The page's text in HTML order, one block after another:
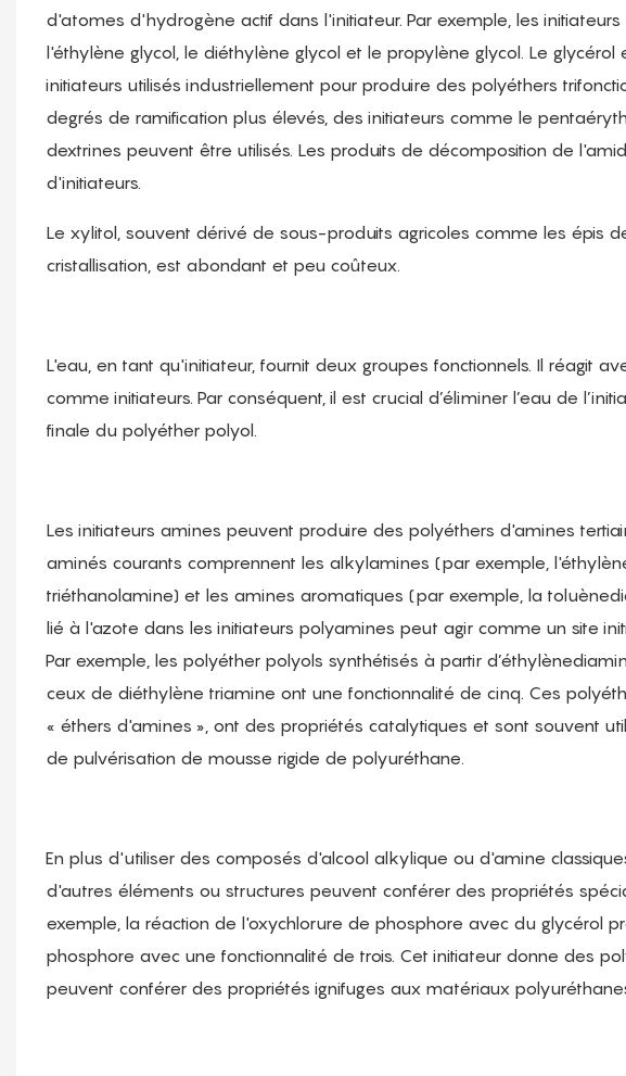
d'atomes d'hydrogène actif dans l'initiateur. Par exemple, les
l'éthylène glycol, le diéthylène glycol et le propylène glycol. Le
initiateurs utilisés industriellement pour produire des polyéthers
degrés de ramification plus élevés, des initiateurs comme le
dextrines peuvent être utilisés. Les produits de décomposition de
d'initiateurs.
Le xylitol, souvent dérivé de sous-produits agricoles comme les épis
cristallisation, est abondant et peu coûteux.
L'eau, en tant qu'initiateur, fournit deux groupes fonctionnels. Il réagit
comme initiateurs. Par conséquent, il est crucial d’éliminer l’eau de
finale du polyéther polyol.
Les initiateurs amines peuvent produire des polyéthers d'amines
aminés courants comprennent les alkylamines (par exemple,
triéthanolamine) et les amines aromatiques (par exemple, la
lié à l'azote dans les initiateurs polyamines peut agir comme un site
Par exemple, les polyéther polyols synthétisés à partir
ceux de diéthylène triamine ont une fonctionnalité de cinq. Ces
« éthers d'amines », ont des propriétés catalytiques et sont souvent
de pulvérisation de mousse rigide de polyuréthane.
En plus d'utiliser des composés d'alcool alkylique ou d'amine
d'autres éléments ou structures peuvent conférer des propriétés
exemple, la réaction de l'oxychlorure de phosphore avec du glycérol
phosphore avec une fonctionnalité de trois. Cet initiateur donne des
peuvent conférer des propriétés ignifuges aux matériaux